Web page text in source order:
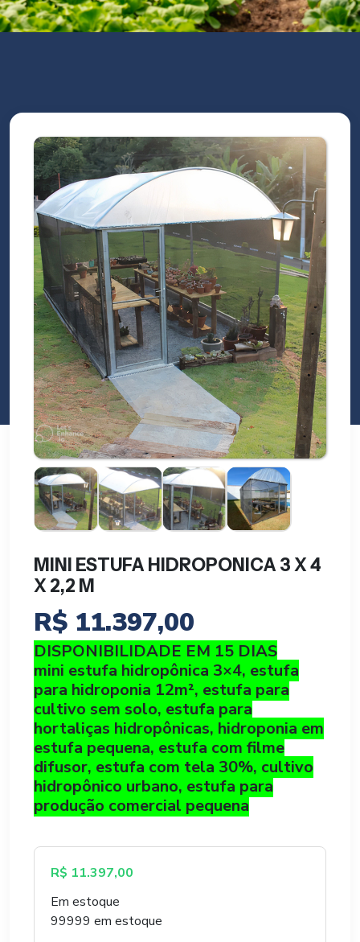
MINI ESTUFA HIDROPONICA 3 X 4
X 2,2 M
R$ 11.397,00
DISPONIBILIDADE EM 15 DIAS
mini estufa hidropônica 3×4, estufa
para hidroponia 12m², estufa para
cultivo sem solo, estufa para
hortaliças hidropônicas, hidroponia em
estufa pequena, estufa com filme
difusor, estufa com tela 30%, cultivo
hidropônico urbano, estufa para
produção comercial pequena
R$ 11.397,00
Em estoque
99999 em estoque